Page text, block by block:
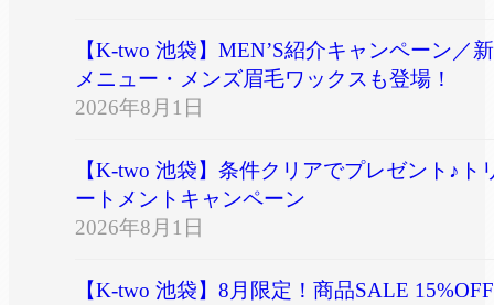
【K-two 池袋】MEN’S紹介キャンペーン／新
メニュー・メンズ眉毛ワックスも登場！
2026年8月1日
【K-two 池袋】条件クリアでプレゼント♪ト
ートメントキャンペーン
2026年8月1日
【K-two 池袋】8月限定！商品SALE 15%OFF